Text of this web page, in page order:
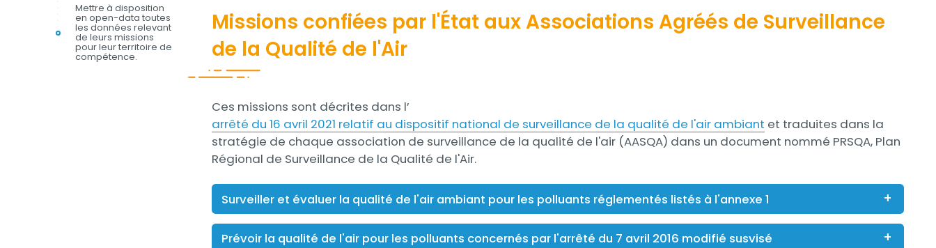
Mettre à disposition
en open-data toutes
les données relevant
de leurs missions
pour leur territoire de
compétence.
Missions confiées par l'État aux Associations Agréés de Surveillance
de la Qualité de l'Air
Contenu
Ces missions sont décrites dans l’
arrêté du 16 avril 2021 relatif au dispositif national de surveillance de la qualité de l'air ambiant et traduites dans la
stratégie de chaque association de surveillance de la qualité de l'air (AASQA) dans un document nommé PRSQA, Plan
Régional de Surveillance de la Qualité de l'Air.
Surveiller et évaluer la qualité de l'air ambiant pour les polluants réglementés listés à l'annexe 1
Prévoir la qualité de l'air pour les polluants concernés par l'arrêté du 7 avril 2016 modifié susvisé